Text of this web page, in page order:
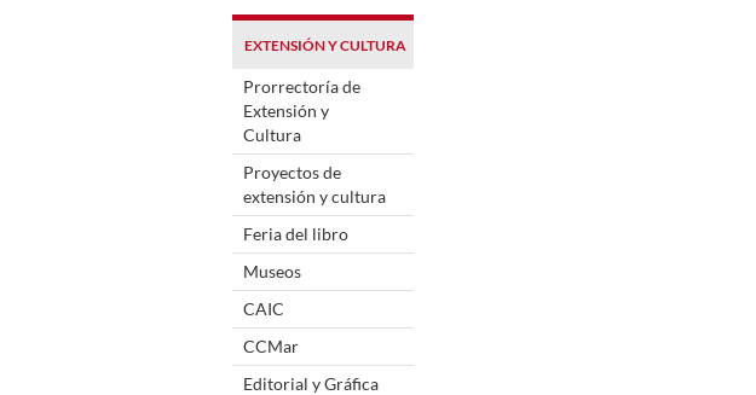
EXTENSIÓN Y CULTURA
Prorrectoría de
Extensión y
Cultura
Proyectos de
extensión y cultura
Feria del libro
Museos
CAIC
CCMar
Editorial y Gráfica